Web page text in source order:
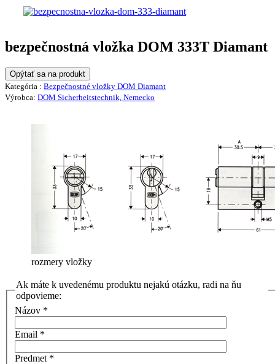
bezpečnostná vložka DOM 333T Diamant
Opýtať sa na produkt
Kategória : Bezpečnostné vložky DOM Diamant
Výrobca: DOM Sicherheitstechnik, Nemecko
rozmery vložky
Ak máte k uvedenému produktu nejakú otázku, radi na ňu
odpovieme:
Názov *
Email *
Predmet *